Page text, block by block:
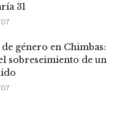
31
género en Chimbas:
sobreseimiento de un